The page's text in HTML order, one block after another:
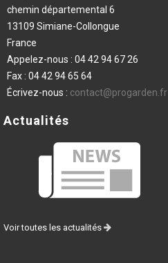
chemin départemental 6
13109 Simiane-Collongue
France
Appelez-nous : 04 42 94 67 26
Fax : 04 42 94 65 64
Écrivez-nous : contact@progarden.fr
Actualités
Voir toutes les actualités